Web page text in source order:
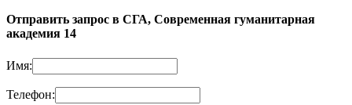
Отправить запрос в СГА, Современная гуманитарная
академия 14
Имя:
Телефон: